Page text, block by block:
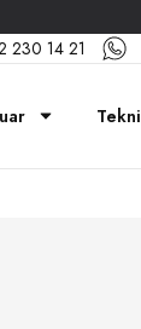
230 14 21